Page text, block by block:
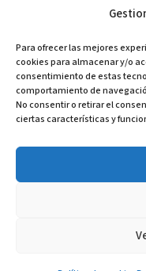
Para ofrecer las mejores
cookies para almacenar y/o
consentimiento de estas
comportamiento de
No consentir o retirar el
ciertas características y